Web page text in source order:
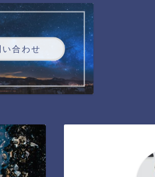
い合わせ